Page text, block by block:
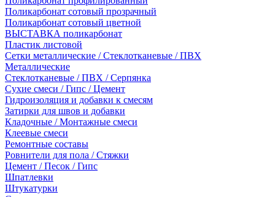
Поликарбонат сотовый прозрачный
Поликарбонат сотовый цветной
ВЫСТАВКА поликарбонат
Пластик листовой
Сетки металлические / Стеклотканевые / ПВХ
Металлические
Стеклотканевые / ПВХ / Серпянка
Сухие смеси / Гипс / Цемент
Гидроизоляция и добавки к смесям
Затирки для швов и добавки
Кладочные / Монтажные смеси
Клеевые смеси
Ремонтные составы
Ровнители для пола / Стяжки
Цемент / Песок / Гипс
Шпатлевки
Штукатурки